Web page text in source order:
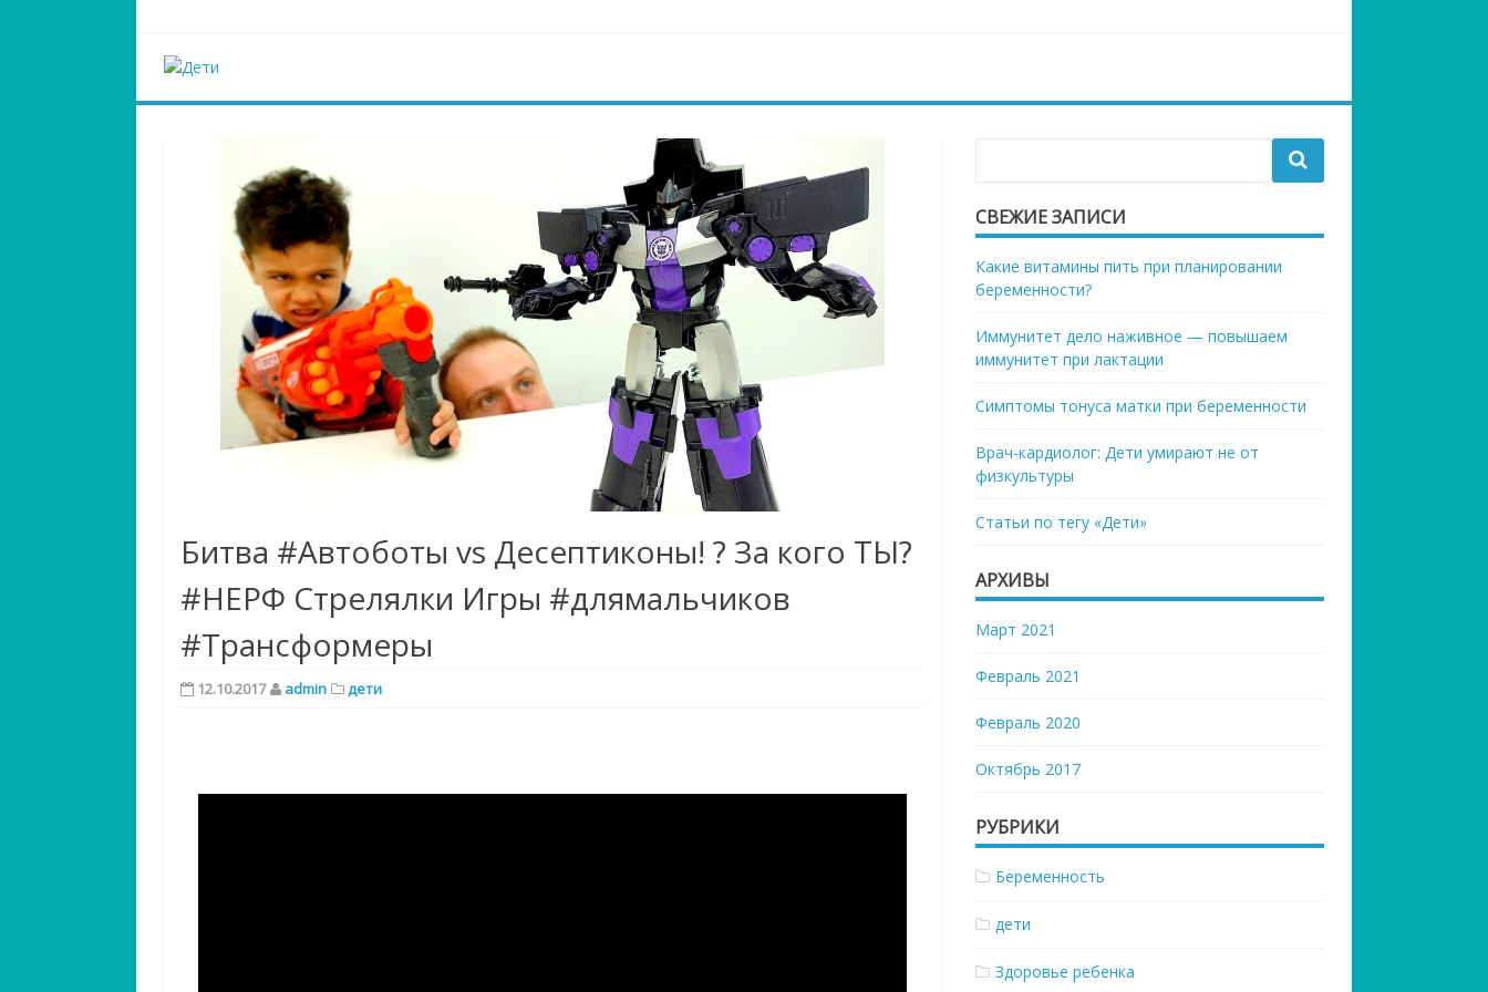
Дети
Битва #Автоботы vs Десептиконы! ? За кого ТЫ?
#НЕРФ Стрелялки Игры #длямальчиков
#Трансформеры
12.10.2017 admin дети
СВЕЖИЕ ЗАПИСИ
Какие витамины пить при планировании
беременности?
Иммунитет дело наживное — повышаем
иммунитет при лактации
Симптомы тонуса матки при беременности
Врач-кардиолог: Дети умирают не от
физкультуры
Статьи по тегу «Дети»
АРХИВЫ
Март 2021
Февраль 2021
Февраль 2020
Октябрь 2017
РУБРИКИ
Беременность
дети
Здоровье ребенка